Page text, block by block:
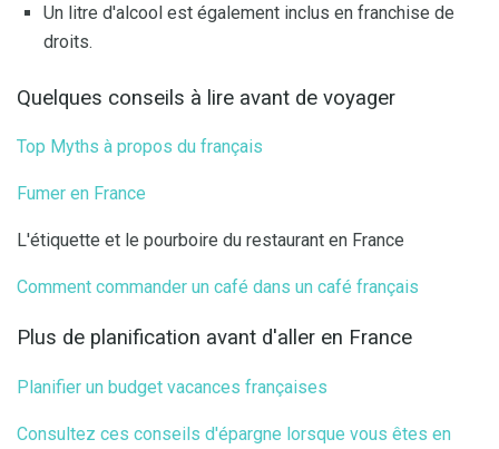
Un litre d'alcool est également inclus en franchise de
droits.
Quelques conseils à lire avant de voyager
Top Myths à propos du français
Fumer en France
L'étiquette et le pourboire du restaurant en France
Comment commander un café dans un café français
Plus de planification avant d'aller en France
Planifier un budget vacances françaises
Consultez ces conseils d'épargne lorsque vous êtes en